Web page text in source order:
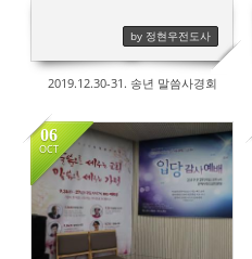
by 정현우전도사
2019.12.30-31. 송년 말씀사경회
06
OCT
817